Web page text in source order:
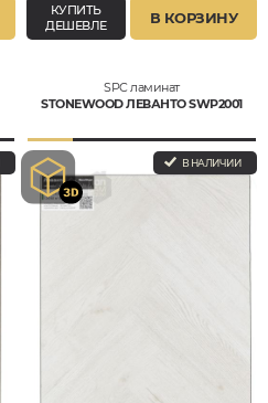
КУПИТЬ
ДЕШЕВЛЕ
В КОРЗИНУ
SPC ламинат
STONEWOOD ЛЕВАНТО SWP2001
В НАЛИЧИИ